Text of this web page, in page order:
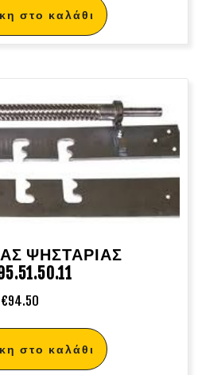
στο καλάθι
ΨΗΣΤΑΡΙΑΣ
€94.50
στο καλάθι